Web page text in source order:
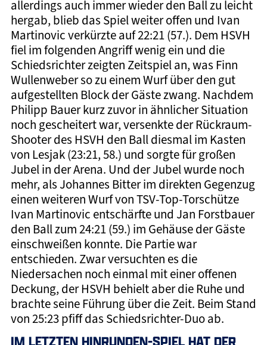
allerdings auch immer wieder den Ball zu leicht
hergab, blieb das Spiel weiter offen und Ivan
Martinovic verkürzte auf 22:21 (57.). Dem HSVH
fiel im folgenden Angriff wenig ein und die
Schiedsrichter zeigten Zeitspiel an, was Finn
Wullenweber so zu einem Wurf über den gut
aufgestellten Block der Gäste zwang. Nachdem
Philipp Bauer kurz zuvor in ähnlicher Situation
noch gescheitert war, versenkte der Rückraum-
Shooter des HSVH den Ball diesmal im Kasten
von Lesjak (23:21, 58.) und sorgte für großen
Jubel in der Arena. Und der Jubel wurde noch
mehr, als Johannes Bitter im direkten Gegenzug
einen weiteren Wurf von TSV-Top-Torschütze
Ivan Martinovic entschärfte und Jan Forstbauer
den Ball zum 24:21 (59.) im Gehäuse der Gäste
einschweißen konnte. Die Partie war
entschieden. Zwar versuchten es die
Niedersachen noch einmal mit einer offenen
Deckung, der HSVH behielt aber die Ruhe und
brachte seine Führung über die Zeit. Beim Stand
von 25:23 pfiff das Schiedsrichter-Duo ab.
IM LETZTEN HINRUNDEN-SPIEL HAT DER